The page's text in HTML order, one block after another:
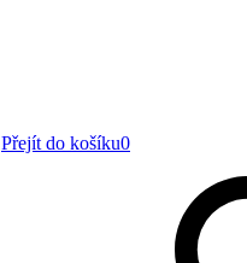
Přejít do košíku0